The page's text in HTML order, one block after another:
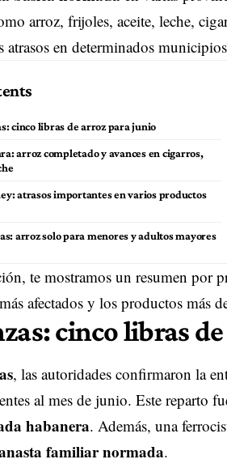
arroz, frijoles, aceite, leche,
atrasos en determinados
cinco libras de arroz para junio
arroz completado y avances en cigarros,
atrasos importantes en varios productos
arroz solo para menores y adultos mayores
te mostramos un resumen por
afectados y los productos más
cinco libras
, las autoridades confirmaron la
al mes de junio. Este reparto
habanera. Además, una
familiar normada.